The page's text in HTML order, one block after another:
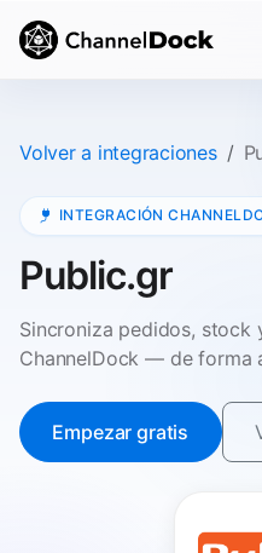
Volver a integraciones
INTEGRACIÓN
Public.gr
Sincroniza pedidos, stock
ChannelDock — de forma
Empezar gratis